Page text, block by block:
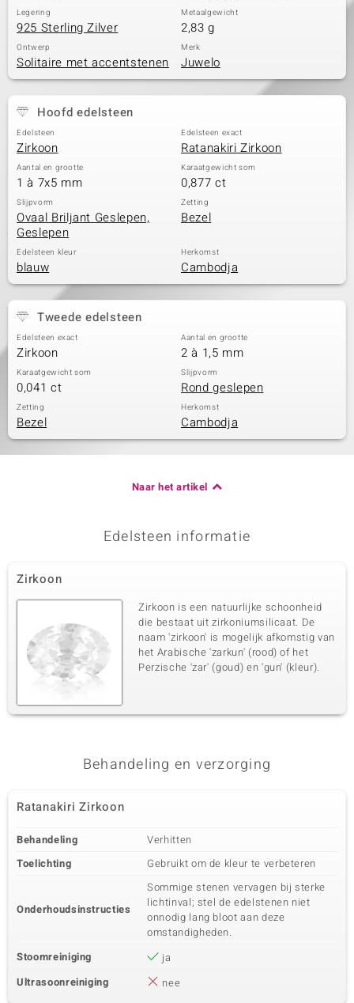
Legering
925 Sterling Zilver
Metaalgewicht
2,83 g
Ontwerp
Solitaire met accentstenen
Merk
Juwelo
Hoofd edelsteen
Edelsteen
Zirkoon
Edelsteen exact
Ratanakiri Zirkoon
Aantal en grootte
1 à 7x5 mm
Karaatgewicht som
0,877 ct
Slijpvorm
Ovaal Briljant Geslepen,
Geslepen
Zetting
Bezel
Edelsteen kleur
blauw
Herkomst
Cambodja
Tweede edelsteen
Edelsteen exact
Zirkoon
Aantal en grootte
2 à 1,5 mm
Karaatgewicht som
0,041 ct
Slijpvorm
Rond geslepen
Zetting
Bezel
Herkomst
Cambodja
Naar het artikel
Edelsteen informatie
Zirkoon
Zirkoon is een natuurlijke schoonheid
die bestaat uit zirkoniumsilicaat. De
naam 'zirkoon' is mogelijk afkomstig van
het Arabische 'zarkun' (rood) of het
Perzische 'zar' (goud) en 'gun' (kleur).
Behandeling en verzorging
Ratanakiri Zirkoon
Behandeling
Verhitten
Toelichting
Gebruikt om de kleur te verbeteren
Onderhoudsinstructies
Sommige stenen vervagen bij sterke
lichtinval; stel de edelstenen niet
onnodig lang bloot aan deze
omstandigheden.
Stoomreiniging
ja
Ultrasoonreiniging
nee